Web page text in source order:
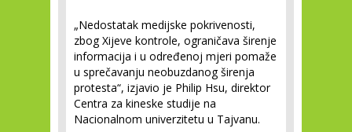
„Nedostatak medijske pokrivenosti,
zbog Xijeve kontrole, ograničava širenje
informacija i u određenoj mjeri pomaže
u sprečavanju neobuzdanog širenja
protesta“, izjavio je Philip Hsu, direktor
Centra za kineske studije na
Nacionalnom univerzitetu u Tajvanu.